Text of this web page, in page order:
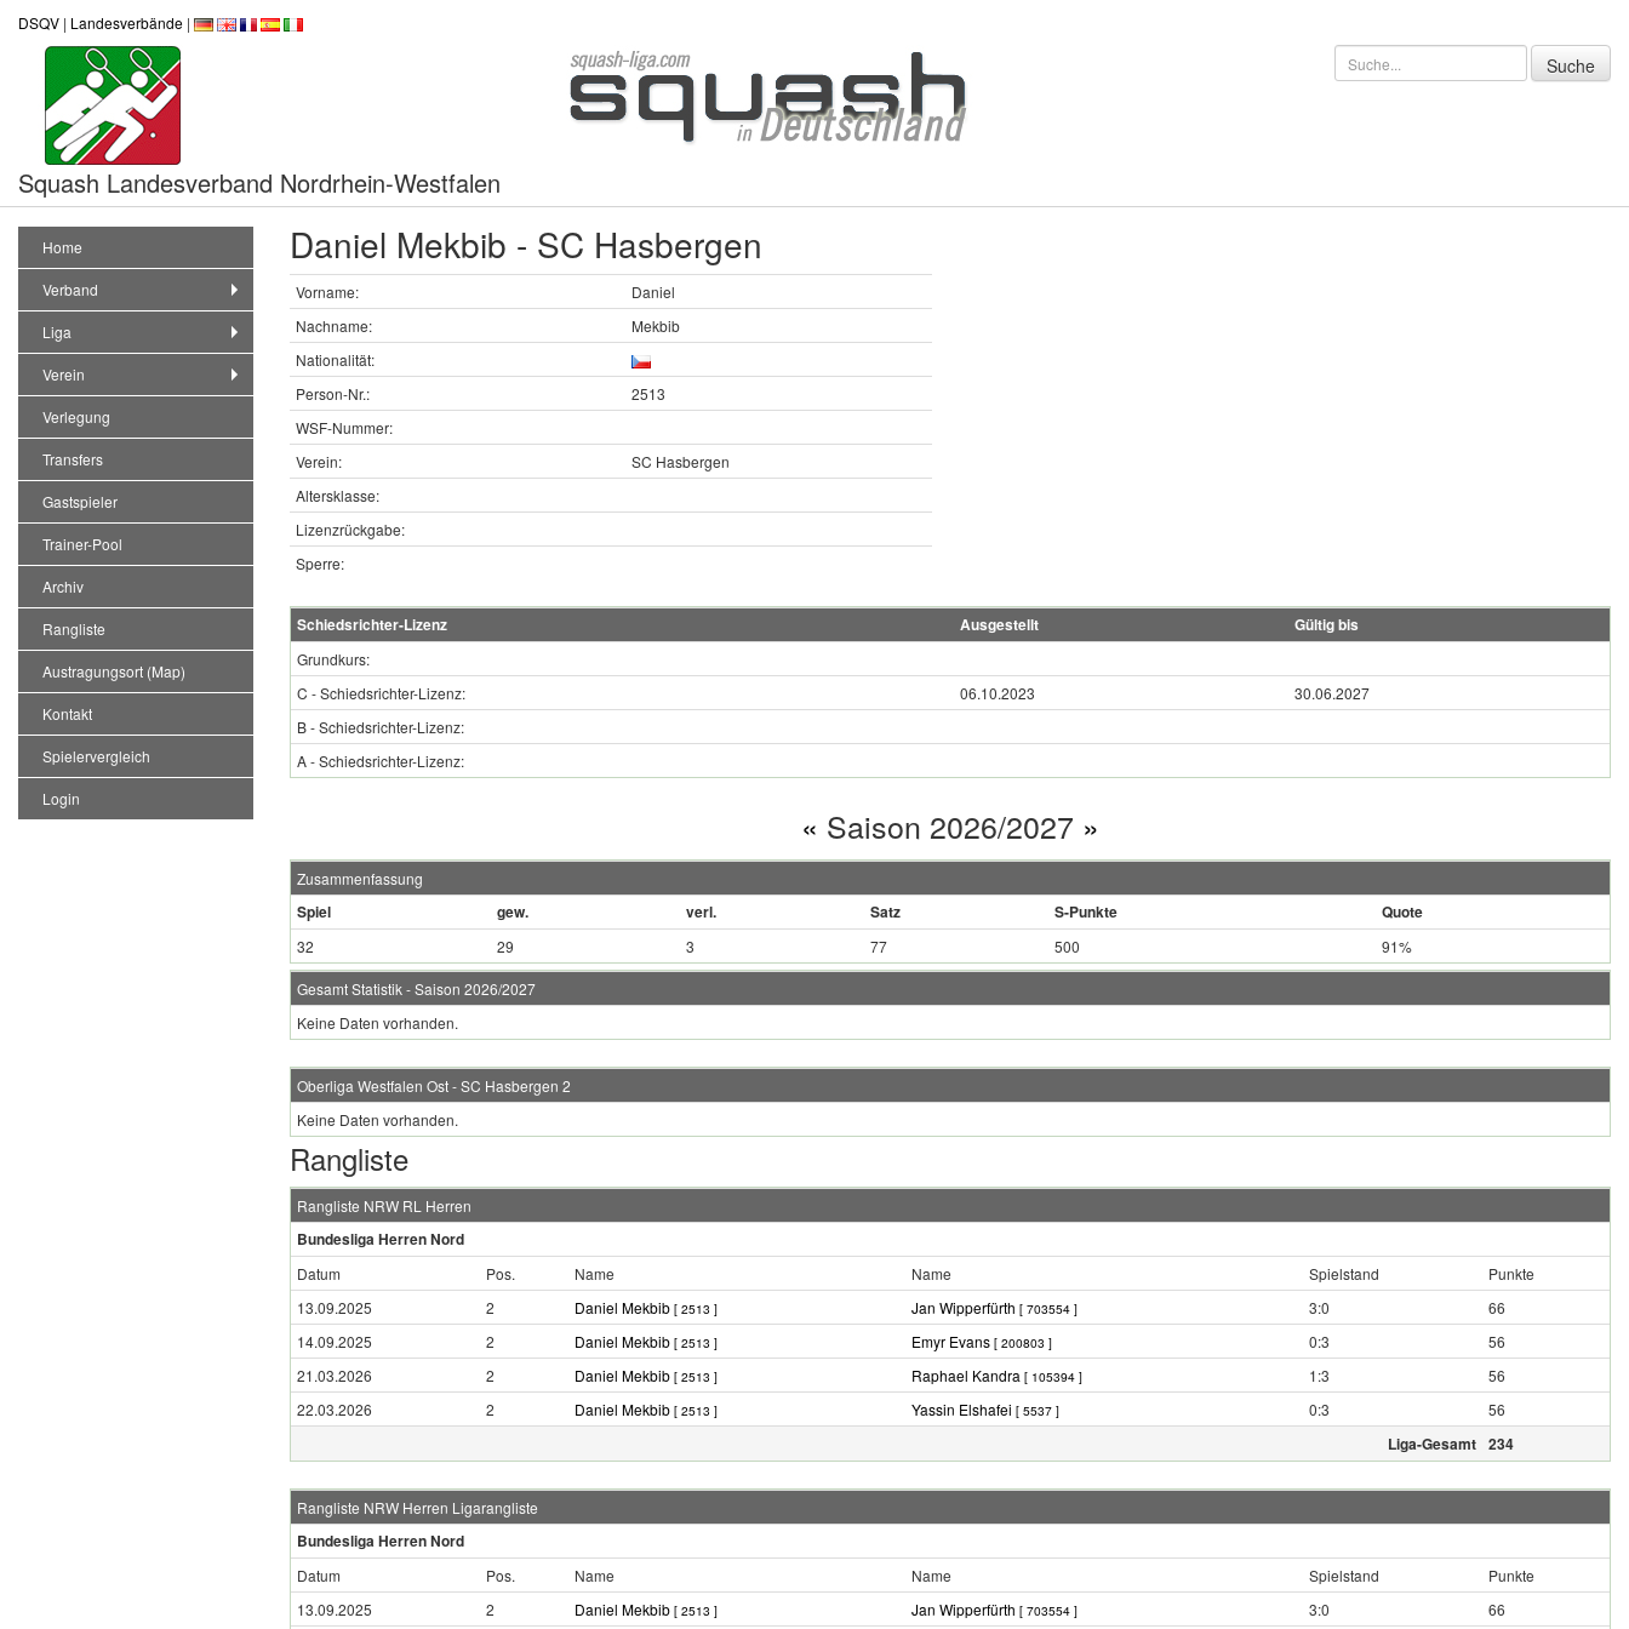
DSQV | Landesverbände |
Squash Landesverband Nordrhein-Westfalen
Home
Verband
Liga
Verein
Verlegung
Transfers
Gastspieler
Trainer-Pool
Archiv
Rangliste
Austragungsort (Map)
Kontakt
Spielervergleich
Login
Daniel Mekbib - SC Hasbergen
Vorname:
Daniel
Nachname:
Mekbib
Nationalität:
Person-Nr.:
2513
WSF-Nummer:
Verein:
SC Hasbergen
Altersklasse:
Lizenzrückgabe:
Sperre:
Schiedsrichter-Lizenz Ausgestellt Gültig bis
Grundkurs:
C - Schiedsrichter-Lizenz:
06.10.2023
30.06.2027
B - Schiedsrichter-Lizenz:
A - Schiedsrichter-Lizenz:
« Saison 2026/2027 »
Zusammenfassung
Spiel gew. verl. Satz S-Punkte Quote
32 29 3 77 500 91%
Gesamt Statistik - Saison 2026/2027
Keine Daten vorhanden.
Oberliga Westfalen Ost - SC Hasbergen 2
Keine Daten vorhanden.
Rangliste
Rangliste NRW RL Herren
Bundesliga Herren Nord
Datum Pos. Name Name Spielstand
Punkte
13.09.2025
2 Daniel Mekbib [ 2513 ] Jan Wipperfürth [ 703554 ] 3:0
66
14.09.2025
2 Daniel Mekbib [ 2513 ] Emyr Evans [ 200803 ] 0:3
56
21.03.2026
2 Daniel Mekbib [ 2513 ] Raphael Kandra [ 105394 ] 1:3
56
22.03.2026
2 Daniel Mekbib [ 2513 ] Yassin Elshafei [ 5537 ] 0:3 56
Liga-Gesamt 234
Rangliste NRW Herren Ligarangliste
Bundesliga Herren Nord
Datum Pos. Name Name Spielstand
Punkte
13.09.2025
2 Daniel Mekbib [ 2513 ] Jan Wipperfürth [ 703554 ] 3:0 66